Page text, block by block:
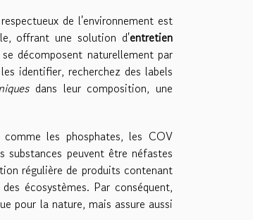
de l'environnement est
offrant une solution d'entretien
décomposent naturellement par
identifier, recherchez des labels
dans leur composition, une
les phosphates, les COV
substances peuvent être néfastes
régulière de produits contenant
écosystèmes. Par conséquent,
pour la nature, mais assure aussi